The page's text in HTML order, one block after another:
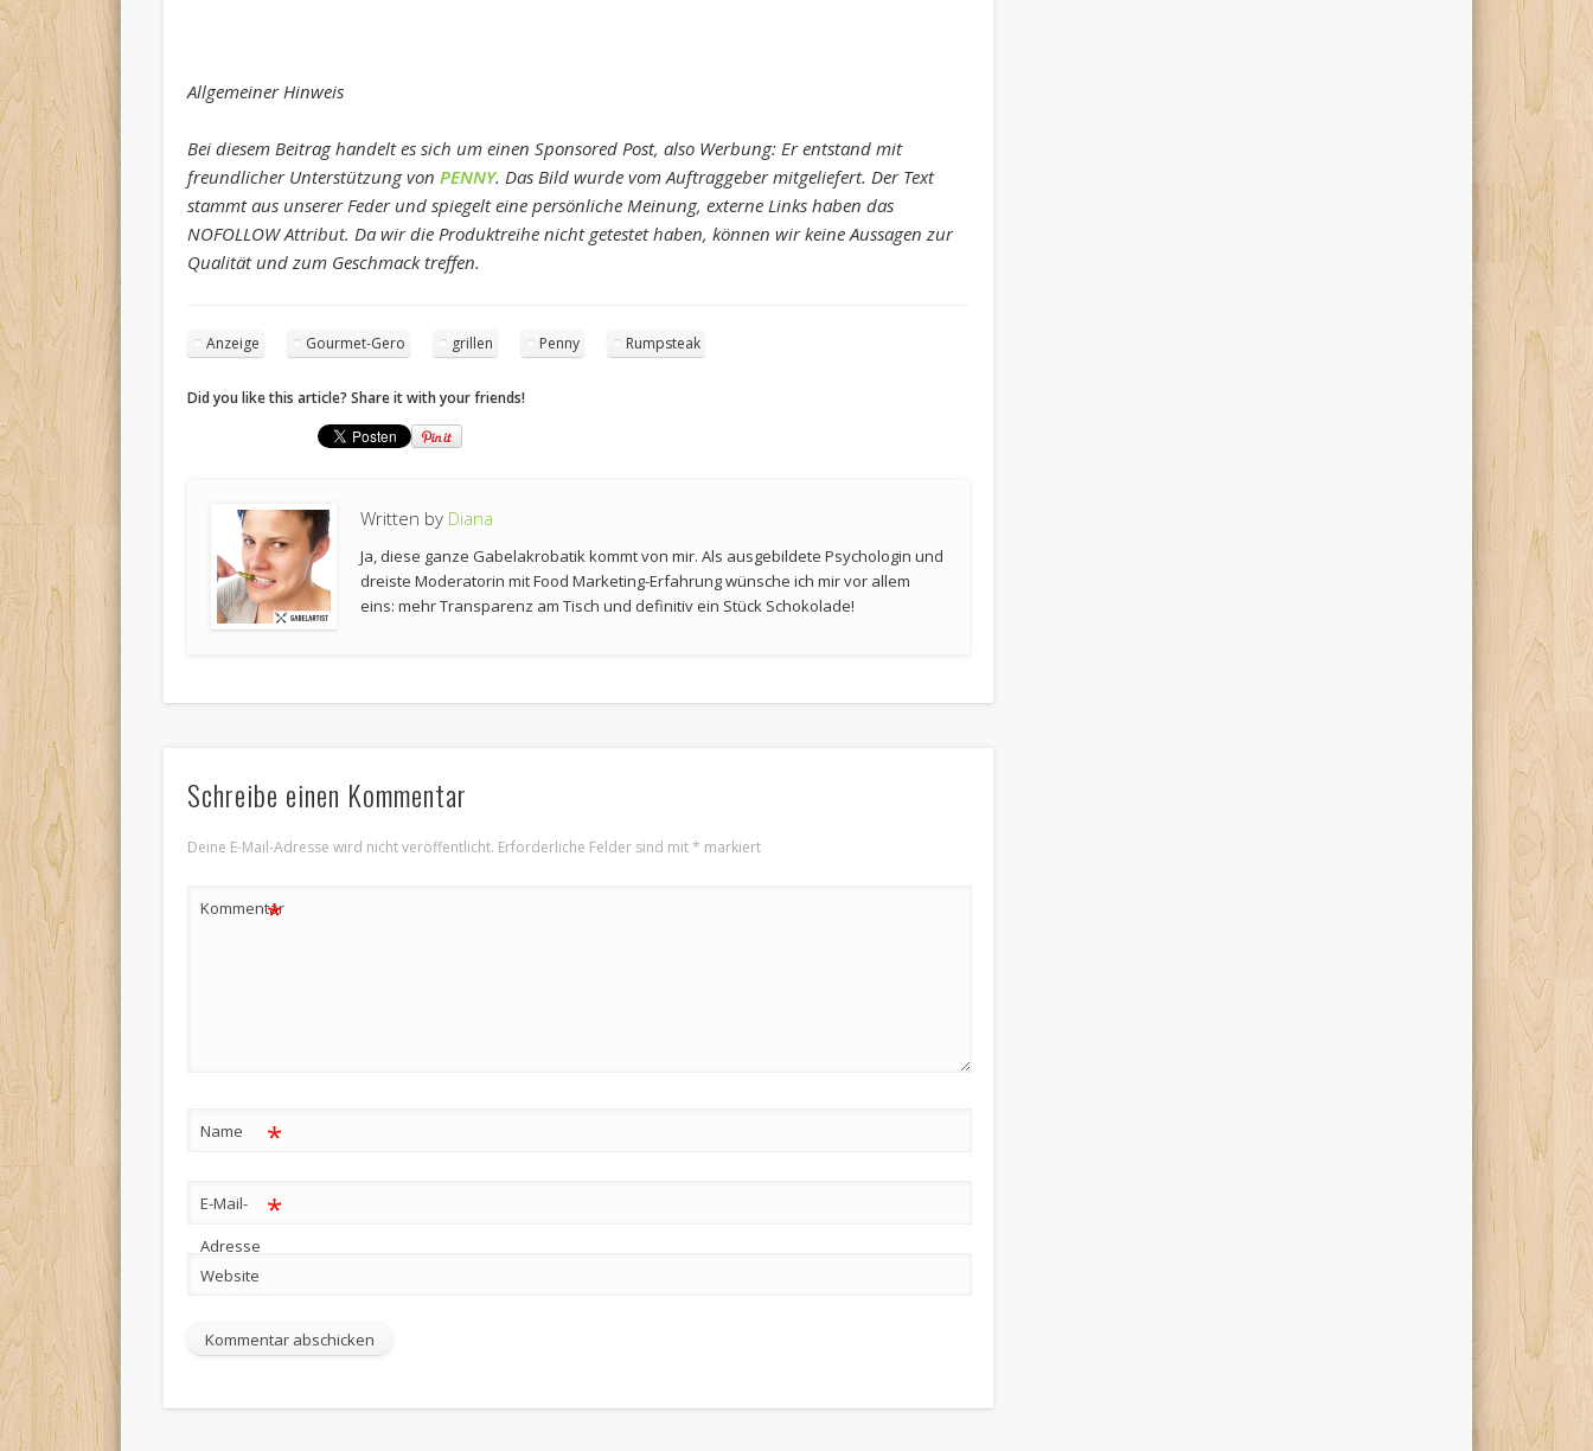
Allgemeiner Hinweis
Bei diesem Beitrag handelt es sich um einen Sponsored Post, also Werbung: Er entstand mit
freundlicher Unterstützung vonPENNY. Das Bild wurde vom Auftraggeber mitgeliefert. Der Text
stammt aus unserer Feder und spiegelt eine persönliche Meinung, externe Links haben das
NOFOLLOW Attribut. Da wir die Produktreihe nicht getestet haben, können wir keine Aussagen zur
Qualität und zum Geschmack treffen.
Anzeige Gourmet-Gero grillen Penny Rumpsteak
Did you like this article? Share it with your friends!
Written by Diana
Ja, diese ganze Gabelakrobatik kommt von mir. Als ausgebildete Psychologin und
dreiste Moderatorin mit Food Marketing-Erfahrung wünsche ich mir vor allem
eins: mehr Transparenz am Tisch und definitiv ein Stück Schokolade!
Schreibe einen Kommentar
Deine E-Mail-Adresse wird nicht veröffentlicht. Erforderliche Felder sind mit* markiert
Kommentar
*
Name *
E-Mail-
Adresse
*
Website